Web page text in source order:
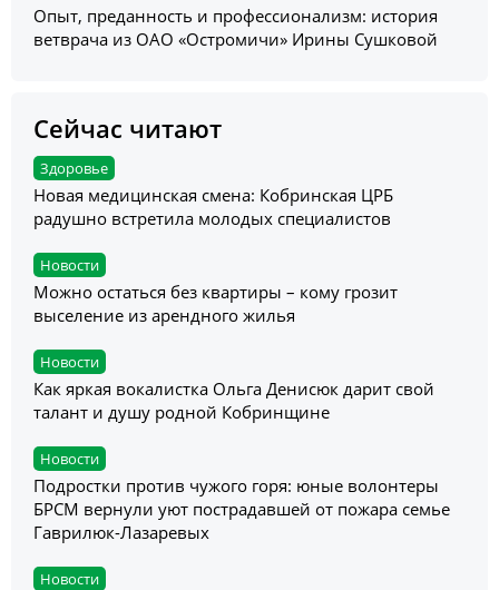
Опыт, преданность и профессионализм: история
ветврача из ОАО «Остромичи» Ирины Сушковой
Сейчас читают
Здоровье
Новая медицинская смена: Кобринская ЦРБ
радушно встретила молодых специалистов
Новости
Можно остаться без квартиры – кому грозит
выселение из арендного жилья
Новости
Как яркая вокалистка Ольга Денисюк дарит свой
талант и душу родной Кобринщине
Новости
Подростки против чужого горя: юные волонтеры
БРСМ вернули уют пострадавшей от пожара семье
Гаврилюк-Лазаревых
Новости